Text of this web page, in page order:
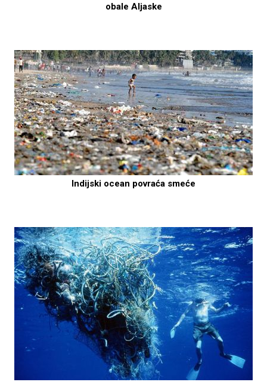
obale Aljaske
Indijski ocean povraća smeće